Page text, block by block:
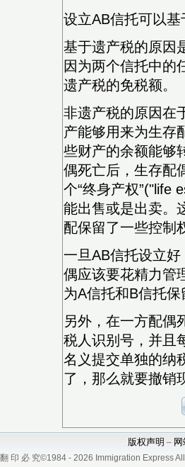
设立AB信托可以
基于遗产税的原因
因为两个信托中的
遗产税的免税额。
非遗产税的原因在
产能够用来为生存
些财产的余额能够
偶死亡后，生存配
个“终身产权”("life
能出售或是出卖。
配保留了一些控制
一旦AB信托设立
偶应该要花精力管
为A信托和B信托
另外，在一方配偶
税人识别号，并且
名义提交单独的纳
了，那么就要撤销
版权声明 –
翻 印 必 究©1984 - 2026 Immigration Express